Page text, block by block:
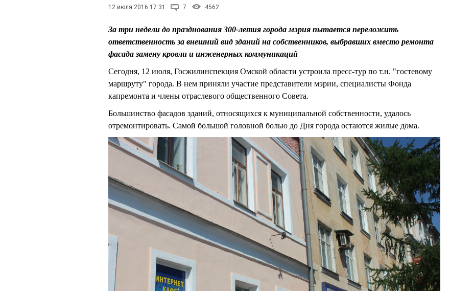
12 июля 2016 17:31 7 4562
За три недели до празднования 300-летия города мэрия пытается переложить
ответственность за внешний вид зданий на собственников, выбравших вместо ремонта
фасада замену кровли и инженерных коммуникаций
Сегодня, 12 июля, Госжилинспекция Омской области устроила пресс-тур по т.н. "гостевому
маршруту" города. В нем приняли участие представители мэрии, специалисты Фонда
капремонта и члены отраслевого общественного Совета.
Большинство фасадов зданий, относящихся к муниципальной собственности, удалось
отремонтировать. Самой большой головной болью до Дня города остаются жилые дома.